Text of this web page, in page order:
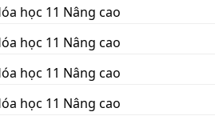
học 11 Nâng cao
học 11 Nâng cao
học 11 Nâng cao
học 11 Nâng cao